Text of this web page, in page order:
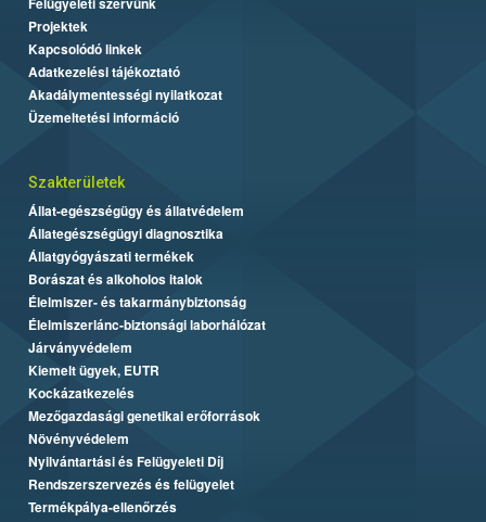
Projektek
Kapcsolódó linkek
Adatkezelési tájékoztató
Akadálymentességi nyilatkozat
Üzemeltetési információ
Szakterületek
Állat-egészségügy és állatvédelem
Állategészségügyi diagnosztika
Állatgyógyászati termékek
Borászat és alkoholos italok
Élelmiszer- és takarmánybiztonság
Élelmiszerlánc-biztonsági laborhálózat
Járványvédelem
Kiemelt ügyek, EUTR
Kockázatkezelés
Mezőgazdasági genetikai erőforrások
Növényvédelem
Nyilvántartási és Felügyeleti Díj
Rendszerszervezés és felügyelet
Termékpálya-ellenőrzés